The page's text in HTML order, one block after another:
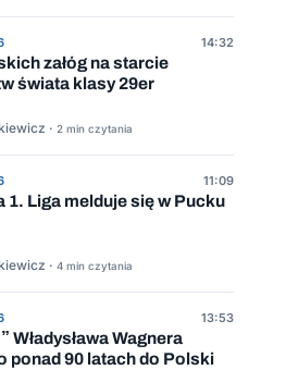
14:32
załóg na starcie
świata klasy 29er
· 2 min czytania
11:09
1. Liga melduje się w Pucku
· 4 min czytania
13:53
Władysława Wagnera
ponad 90 latach do Polski